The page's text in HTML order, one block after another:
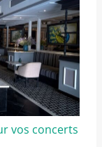
vos concerts